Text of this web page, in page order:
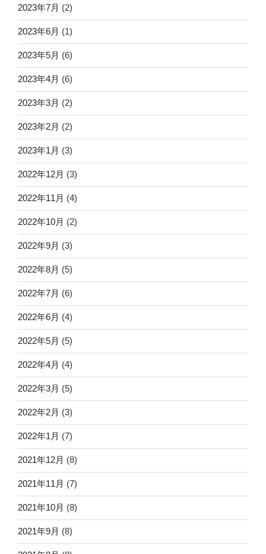
2023年7月 (2)
2023年6月 (1)
2023年5月 (6)
2023年4月 (6)
2023年3月 (2)
2023年2月 (2)
2023年1月 (3)
2022年12月 (3)
2022年11月 (4)
2022年10月 (2)
2022年9月 (3)
2022年8月 (5)
2022年7月 (6)
2022年6月 (4)
2022年5月 (5)
2022年4月 (4)
2022年3月 (5)
2022年2月 (3)
2022年1月 (7)
2021年12月 (8)
2021年11月 (7)
2021年10月 (8)
2021年9月 (8)